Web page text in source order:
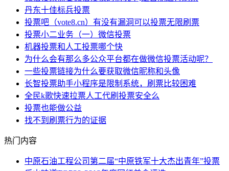
丹东十佳标兵投票
投票吧（vote8.cn）有没有漏洞可以投票无限刷票
投票小二业务（一）微信投票
机器投票和人工投票哪个快
为什么会有那么多公众平台都在做微信投票活动呢？
一些投票链接为什么要获取微信昵称和头像
长智投票助手小程序是限制系统，刷票比较困难
全民k歌快速拉票人工代刷投票安全么
投票也能做公益
找不到刷票行为的证据
热门内容
中原石油工程公司第二届“中原铁军十大杰出青年”投票